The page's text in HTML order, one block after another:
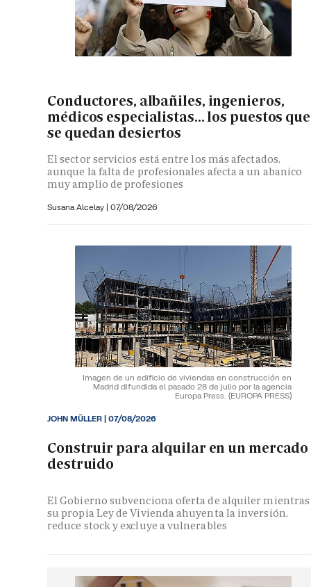
Conductores, albañiles, ingenieros,
médicos especialistas... los puestos que
se quedan desiertos
El sector servicios está entre los más afectados,
aunque la falta de profesionales afecta a un abanico
muy amplio de profesiones
Susana Alcelay | 07/08/2026
Imagen de un edificio de viviendas en construcción en
Madrid difundida el pasado 28 de julio por la agencia
Europa Press. (EUROPA PRESS)
Construir para alquilar en un mercado
destruido
El Gobierno subvenciona oferta de alquiler mientras
su propia Ley de Vivienda ahuyenta la inversión,
reduce stock y excluye a vulnerables
JOHN MÜLLER|07/08/2026